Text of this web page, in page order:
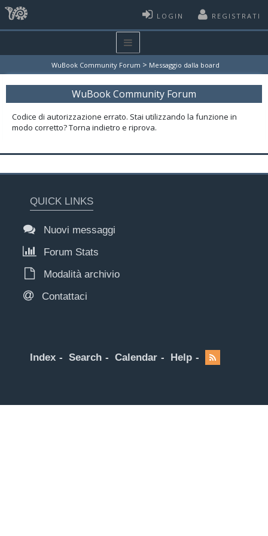
LOGIN REGISTRATI
WuBook Community Forum > Messaggio dalla board
WuBook Community Forum
Codice di autorizzazione errato. Stai utilizzando la funzione in
modo corretto? Torna indietro e riprova.
QUICK LINKS
Nuovi messaggi
Forum Stats
Modalità archivio
Contattaci
Index Search Calendar Help